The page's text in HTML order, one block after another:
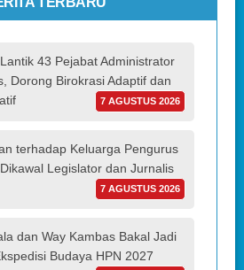
43 Pejabat Administrator
Dorong Birokrasi Adaptif dan
7 AGUSTUS 2026
terhadap Keluarga Pengurus
Legislator dan Jurnalis
7 AGUSTUS 2026
dan Way Kambas Bakal Jadi
Budaya HPN 2027